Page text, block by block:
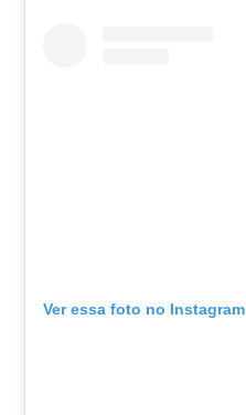
Ver essa foto no Instagram